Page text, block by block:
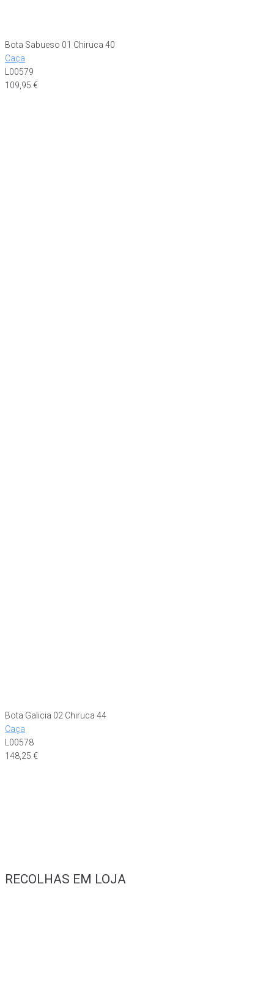
Bota Sabueso 01 Chiruca 40
Caça
L00579
109,95 €
Bota Galicia 02 Chiruca 44
Caça
L00578
148,25 €
RECOLHAS EM LOJA